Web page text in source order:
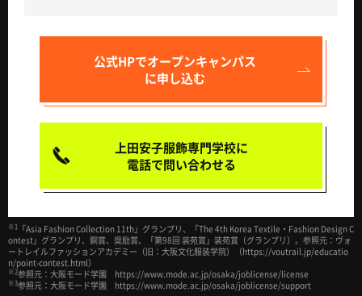
公式HPでオープンキャンパス
に申し込む
上田安子服飾専門学校に
電話で問い合わせる
※1
「Asia Fashion Collection 11th」グランプリ、「The 4th Korea Textile・Fashion Design C
ontest」グランプリ、銅賞、奨励賞、「第98回 装苑賞」装苑賞（グランプリ）。参照元：ヴォ
ートレイルファッションアカデミー（旧：大阪文化服装学院）（https://voutrail.jp/educatio
n/point-contest.html）
※2参照元：大阪モード学園 https://www.mode.ac.jp/osaka/joblicense/license
※3参照元：大阪モード学園 https://www.mode.ac.jp/osaka/joblicense/support